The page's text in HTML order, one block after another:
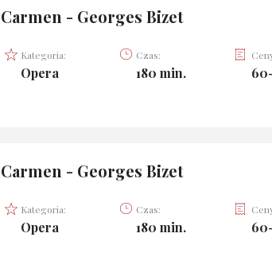
Carmen - Georges Bizet
Kategoria:
Opera
Czas:
180 min.
Carmen - Georges Bizet
Kategoria:
Opera
Czas:
180 min.